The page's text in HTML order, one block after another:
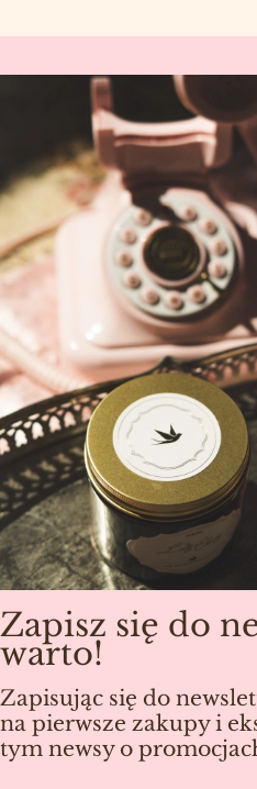
Zapisz się do
warto!
Zapisując się do
na pierwsze zakupy i
tym newsy o